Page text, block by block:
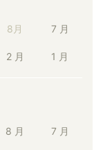
8月 7 月
2 月 1 月
8 月 7 月